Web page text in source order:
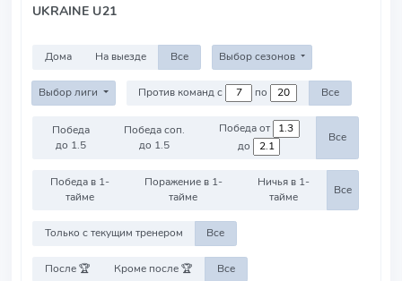
UKRAINE U21
Дома На выезде Все Выбор сезонов
Выбор лиги Против команд с по Все
Победа
до 1.5
Победа соп.
до 1.5
Победа от
до
Все
Победа в 1-
тайме
Поражение в 1-
тайме
Ничья в 1-
тайме
Все
Только с текущим тренером Все
После 🏆 Кроме после 🏆 Все